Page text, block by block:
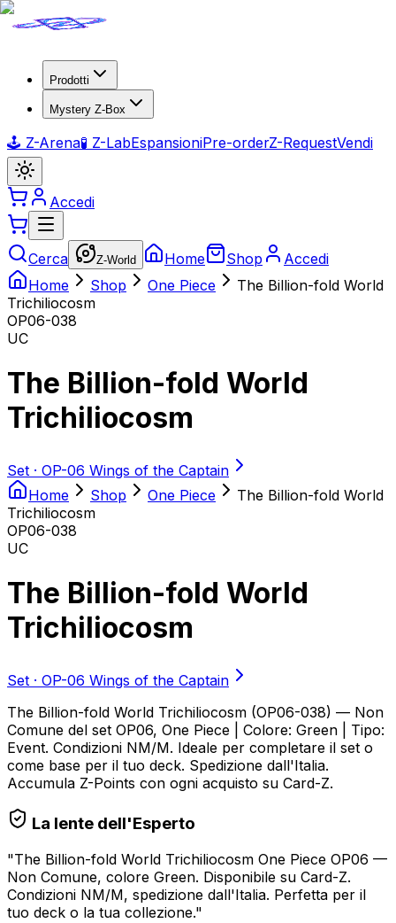
Prodotti
Mystery Z-Box
🕹️ Z-Arena🧪 Z-LabEspansioniPre-orderZ-RequestVendi
Accedi
Cerca Z-World Home Shop
Accedi
Home
Shop One Piece
The Billion-fold World
Trichiliocosm
OP06-038
UC
The Billion-fold World
Trichiliocosm
Set · OP-06 Wings of the Captain
Home
Shop One Piece
The Billion-fold World
Trichiliocosm
OP06-038
UC
The Billion-fold World
Trichiliocosm
Set · OP-06 Wings of the Captain
The Billion-fold World Trichiliocosm (OP06-038) — Non
Comune del set OP06, One Piece | Colore: Green | Tipo:
Event. Condizioni NM/M. Ideale per completare il set o
come base per il tuo deck. Spedizione dall'Italia.
Accumula Z-Points con ogni acquisto su Card-Z.
La lente dell'Esperto
"The Billion-fold World Trichiliocosm One Piece OP06 —
Non Comune, colore Green. Disponibile su Card-Z.
Condizioni NM/M, spedizione dall'Italia. Perfetta per il
tuo deck o la tua collezione."